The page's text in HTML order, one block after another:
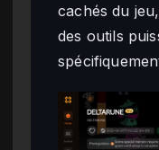
cachés du jeu,
des outils